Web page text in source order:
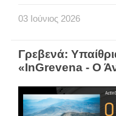
03 Ιούνιος 2026
Γρεβενά:
«InGrevena - Ο